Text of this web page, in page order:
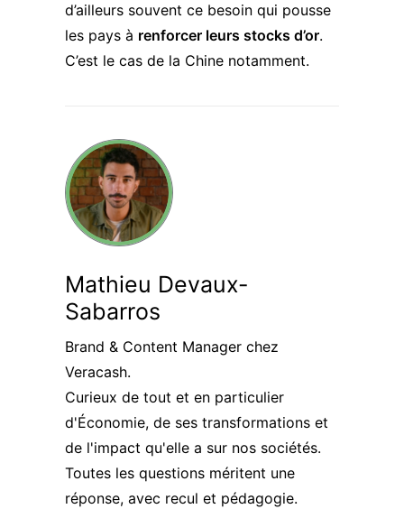
d’ailleurs souvent ce besoin qui pousse
les pays à renforcer leurs stocks d’or.
C’est le cas de la Chine notamment.
Mathieu Devaux-
Sabarros
Brand & Content Manager chez
Veracash.
Curieux de tout et en particulier
d'Économie, de ses transformations et
de l'impact qu'elle a sur nos sociétés.
Toutes les questions méritent une
réponse, avec recul et pédagogie.